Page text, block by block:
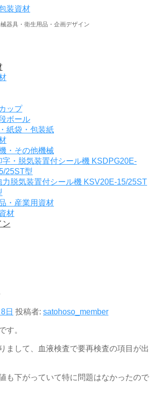
器具・衛生用品・企画デザイン
ップ
ボール
紙袋・包装紙
・その他機械
字・脱気装置付シール機 KSDPG20E-
25ST型
力脱気装置付シール機 KSV20E-15/25ST
・産業用資材
材
ン
日 投稿者: satohoso_member
す。
まして、血液検査で要再検査の項目が出
も下がっていて特に問題はなかったので